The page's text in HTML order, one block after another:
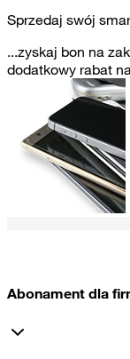
Sprzedaj swój
...zyskaj bon na
dodatkowy rabat
Abonament dla